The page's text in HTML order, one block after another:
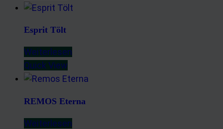
Esprit Tölt
Weiterlesen
Quick View
REMOS Eterna
Weiterlesen